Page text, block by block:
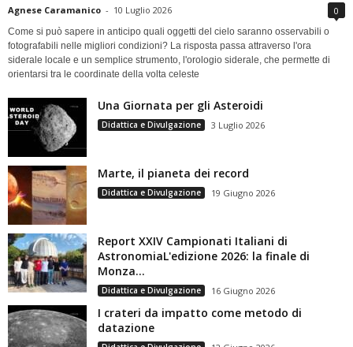
Agnese Caramanico - 10 Luglio 2026 0
Come si può sapere in anticipo quali oggetti del cielo saranno osservabili o
fotografabili nelle migliori condizioni? La risposta passa attraverso l'ora
siderale locale e un semplice strumento, l'orologio siderale, che permette di
orientarsi tra le coordinate della volta celeste
Una Giornata per gli Asteroidi
Didattica e Divulgazione 3 Luglio 2026
Marte, il pianeta dei record
Didattica e Divulgazione 19 Giugno 2026
Report XXIV Campionati Italiani di
AstronomiaL'edizione 2026: la finale di
Monza...
Didattica e Divulgazione 16 Giugno 2026
I crateri da impatto come metodo di
datazione